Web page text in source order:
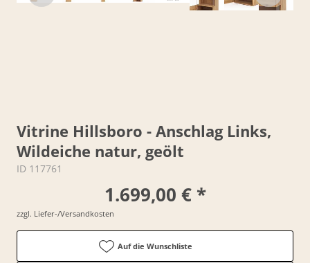
Vitrine Hillsboro - Anschlag Links,
Wildeiche natur, geölt
ID 117761
1.699,00 € *
zzgl. Liefer-/Versandkosten
Auf die Wunschliste